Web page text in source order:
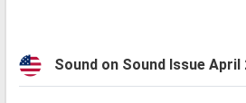
Sound on Sound Issue April